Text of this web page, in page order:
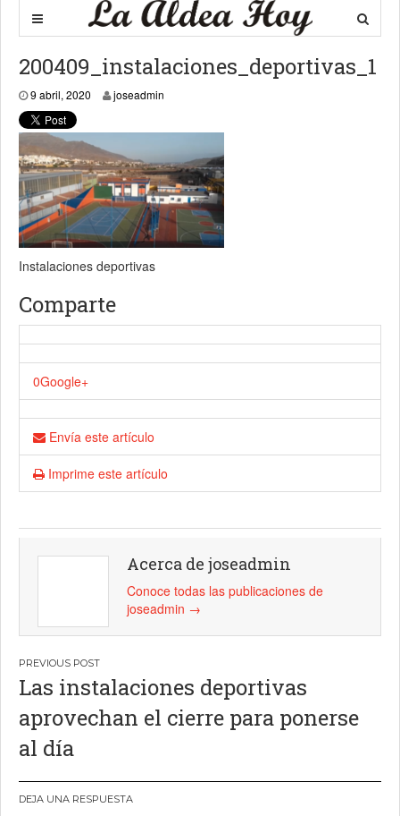
200409_instalaciones_deportivas_1
9 abril, 2020 9 abril, 2020
joseadmin
Instalaciones deportivas
Comparte
0Google+
Envía este artículo
Imprime este artículo
Acerca de joseadmin
Conoce todas las publicaciones de
joseadmin →
Navegación
de
entradas
Las instalaciones deportivas
aprovechan el cierre para ponerse
al día
DEJA UNA RESPUESTA